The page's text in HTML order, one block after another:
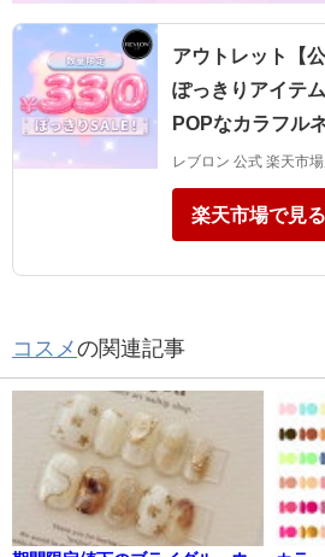
アウトレット【
ぽっきりアイテ
POPなカラフル
レブロン 公式 楽天市
楽天市場で見る
コスメの関連記事